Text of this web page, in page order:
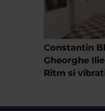
Constantin
Gheorghe
Ritm si